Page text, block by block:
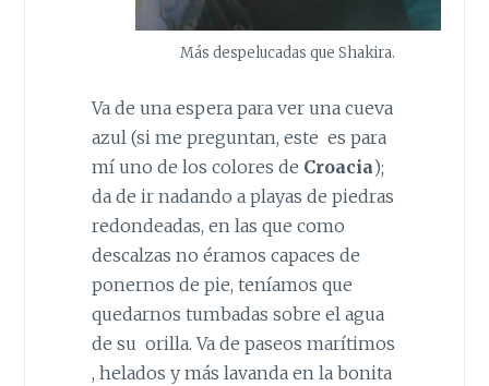
Más despelucadas que Shakira.
Va de una espera para ver una cueva
azul (si me preguntan, este es para
mí uno de los colores de Croacia);
da de ir nadando a playas de piedras
redondeadas, en las que como
descalzas no éramos capaces de
ponernos de pie, teníamos que
quedarnos tumbadas sobre el agua
de su orilla. Va de paseos marítimos
, helados y más lavanda en la bonita